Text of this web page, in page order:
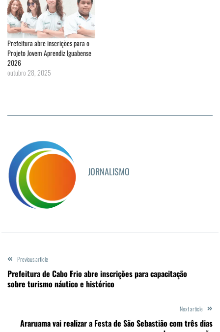
Prefeitura abre inscrições para o
Projeto Jovem Aprendiz Iguabense
2026
outubro 28, 2025
JORNALISMO
Previous article
Prefeitura de Cabo Frio abre inscrições para capacitação
sobre turismo náutico e histórico
Next article
Araruama vai realizar a Festa de São Sebastião com três dias